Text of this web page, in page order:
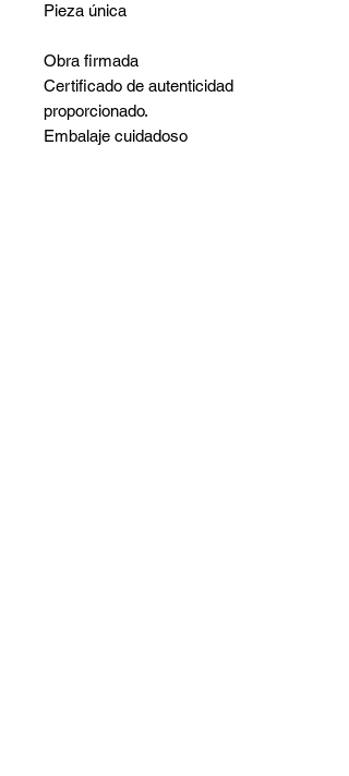
Pieza única
Obra firmada
Certificado de autenticidad
proporcionado.
Embalaje cuidadoso